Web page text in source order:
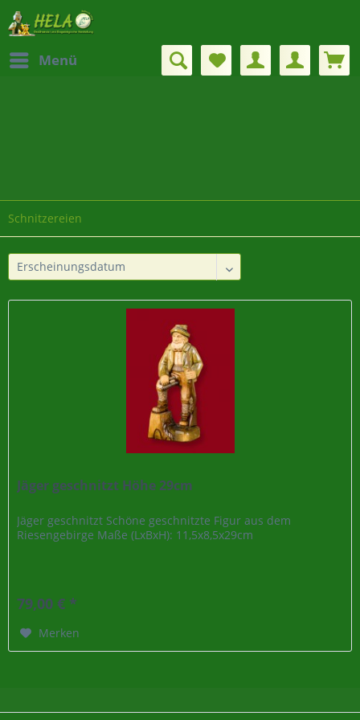
Menü
Schnitzereien
Jäger geschnitzt Höhe 29cm
Jäger geschnitzt Schöne geschnitzte Figur aus dem
Riesengebirge Maße (LxBxH): 11,5x8,5x29cm
79,00 € *
Merken